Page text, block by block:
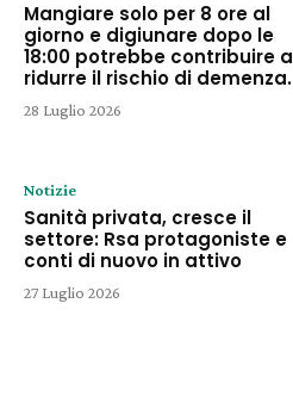
Mangiare solo per 8 ore al
giorno e digiunare dopo le
18:00 potrebbe contribuire a
ridurre il rischio di demenza.
28 Luglio 2026
Notizie
Sanità privata, cresce il
settore: Rsa protagoniste e
conti di nuovo in attivo
27 Luglio 2026